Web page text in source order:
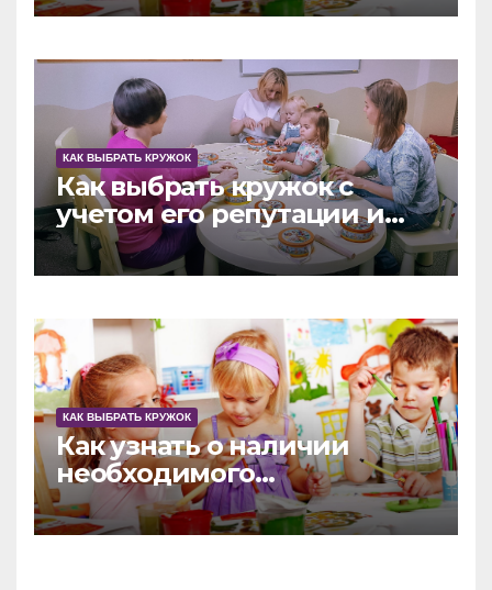
КАК ВЫБРАТЬ КРУЖОК
Как выбрать кружок с
учетом его репутации и
наград
КАК ВЫБРАТЬ КРУЖОК
Как узнать о наличии
необходимого
оборудования в
развивающем кружке